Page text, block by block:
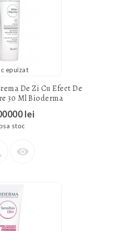
epuizat
De Zi Cu Efect De
30 Ml Bioderma
lei
stoc